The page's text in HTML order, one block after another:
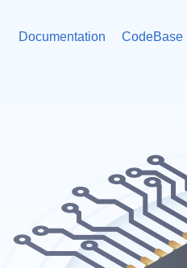
CodeBase
Documentation